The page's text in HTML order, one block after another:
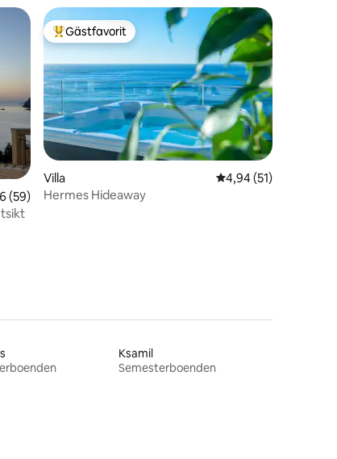
5 i genomsnittligt betyg, 59 omdömen
(59)
Populär gästfavorit
Gästfavorit
Villa 4,94 av 5 i
4,94 (51)
Hermes Hideaway
Ksamil
Semesterboenden